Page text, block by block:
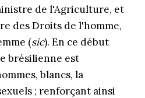
de l'Agriculture, et
des Droits de l'homme,
(sic). En ce début
brésilienne est
blancs, la
; renforçant ainsi